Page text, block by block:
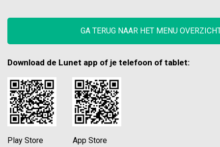
GA TERUG NAAR HET MENU
Download de Lunet app of je telefoon of tablet:
Play Store App Store